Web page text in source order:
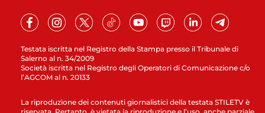
Testata iscritta nel Registro della Stampa presso il Tribunale di
Salerno al n. 34/2009
Società iscritta nel Registro degli Operatori di Comunicazione c/o
l’AGCOM al n. 20133
La riproduzione dei contenuti giornalistici della testata STILETV è